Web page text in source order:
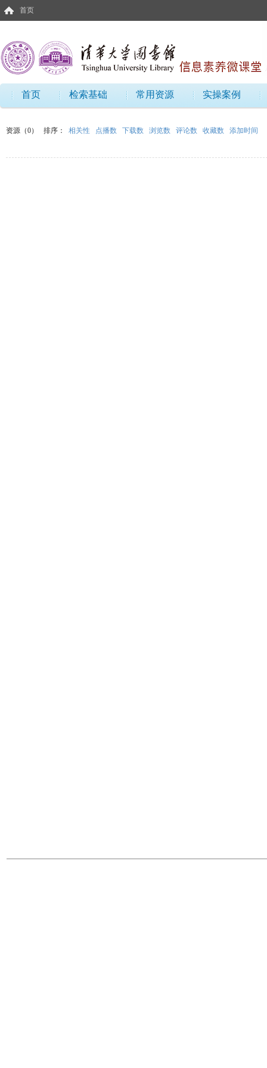
首页
首页 检索基础 常用资源 实操案例
资源（0） 排序： 相关性 点播数 下载数 浏览数 评论数 收藏数 添加时间